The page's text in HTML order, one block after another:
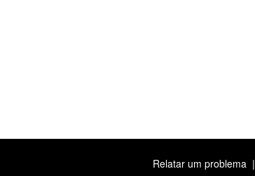
Relatar um problema |